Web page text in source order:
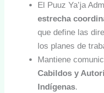
El Puuz Ya’ja
estrecha
que define las
los planes de
Mantiene
Cabildos y
Indígenas.